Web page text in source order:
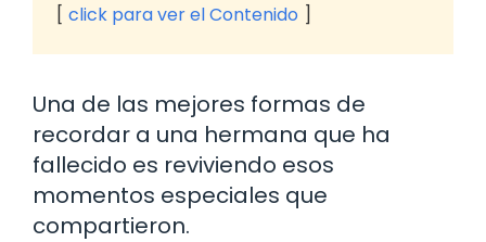
click para ver el Contenido
Una de las mejores formas de
recordar a una hermana que ha
fallecido es reviviendo esos
momentos especiales que
compartieron.